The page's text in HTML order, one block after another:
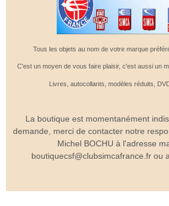
Tous les objets au nom de votre marque
C'est un moyen de vous faire plaisir, c'est aussi un
Livres, autocollants, modèles réduits,
La boutique est momentanément
demande, merci de contacter notre
Michel BOCHU à l'adresse
boutiquecsf@clubsimcafrance.fr ou